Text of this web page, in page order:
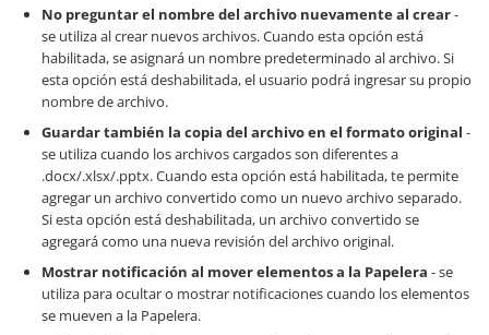
No preguntar el nombre del archivo nuevamente al crear-
se utiliza al crear nuevos archivos. Cuando esta opción está
habilitada, se asignará un nombre predeterminado al archivo. Si
esta opción está deshabilitada, el usuario podrá ingresar su propio
nombre de archivo.
Guardar también la copia del archivo en el formato original -
se utiliza cuando los archivos cargados son diferentes a
.docx/.xlsx/.pptx. Cuando esta opción está habilitada, te permite
agregar un archivo convertido como un nuevo archivo separado.
Si esta opción está deshabilitada, un archivo convertido se
agregará como una nueva revisión del archivo original.
Mostrar notificación al mover elementos a la Papelera - se
utiliza para ocultar o mostrar notificaciones cuando los elementos
se mueven a la Papelera.